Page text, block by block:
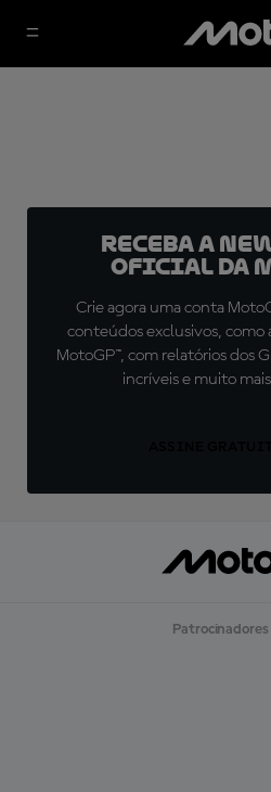
Receba a
oficial da
Crie agora uma conta
conteúdos exclusivos, como
MotoGP™, com relatórios dos
incríveis e muito
Patrocinadores